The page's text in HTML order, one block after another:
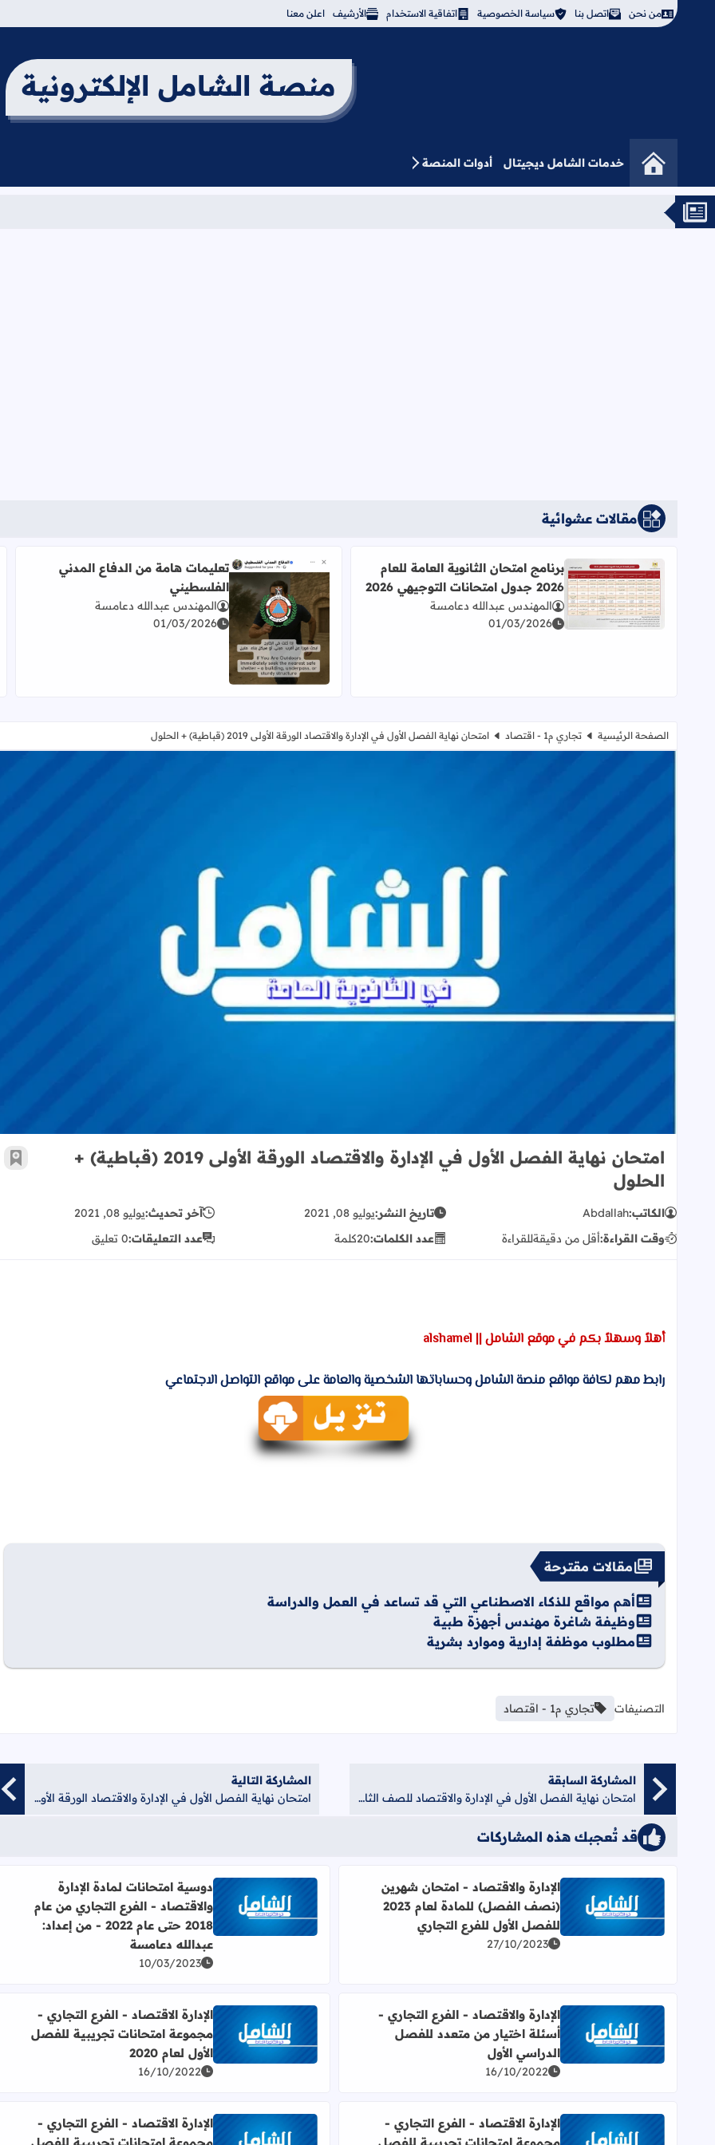
من نحن اتصل بنا سياسة الخصوصية اتفاقية الاستخدام الأرشيف اعلن معنا
منصة الشامل الإلكترونية
خدمات الشامل ديجيتال أدوات المنصة
مقالات عشوائية
اقرأ المزيد عن برنامج امتحان الثانوية العامة للعام 2026 جدول امتحانات التوجيهي 2026
برنامج امتحان الثانوية العامة للعام
2026 جدول امتحانات التوجيهي 2026
المهندس عبدالله دعامسة
01/03/2026
اقرأ المزيد عن تعليمات هامة من الدفاع المدني الفلسطيني
تعليمات هامة من الدفاع المدني
الفلسطيني
المهندس عبدالله دعامسة
01/03/2026
الصفحة الرئيسية تجاري م1 - اقتصاد امتحان نهاية الفصل الأول في الإدارة والاقتصاد الورقة الأولى 2019 (قباطية) + الحلول
امتحان نهاية الفصل الأول في الإدارة والاقتصاد الورقة الأولى 2019 (قباطية) + الحلول
امتحان نهاية الفصل الأول في الإدارة والاقتصاد الورقة الأولى 2019 (قباطية) +
الحلول
الكاتب:Abdallah تاريخ النشر:يوليو 08, 2021 آخر تحديث:يوليو 08, 2021
وقت القراءة:أقل من دقيقةللقراءة عدد الكلمات:20كلمة عدد التعليقات:0 تعليق
أهلاً وسهلاً بكم في موقع الشامل || alshamel
رابط مهم لكافة مواقع منصة الشامل وحساباتها الشخصية والعامة على مواقع التواصل الاجتماعي
مقالات مقترحة
أهم مواقع للذكاء الاصطناعي التي قد تساعد في العمل والدراسة
وظيفة شاغرة مهندس أجهزة طبية
مطلوب موظفة إدارية وموارد بشرية
التصنيفات تجاري م1 - اقتصاد
المشاركة السابقة
امتحان نهاية الفصل الأول في الإدارة والاقتصاد للصف الثاني عشر (توجيهي) + الحلول (غرب غزة) 2019 - 2020
المشاركة التالية
امتحان نهاية الفصل الأول في الإدارة والاقتصاد الورقة الأولى للصف الثاني عشر 2018 (قباطية) + الحلول
قد تُعجبك هذه المشاركات
اقرأ المزيد عن الإدارة والاقتصاد - امتحان شهرين (نصف الفصل) للمادة لعام 2023 للفصل الأول للفرع التجاري
الإدارة والاقتصاد - امتحان شهرين
(نصف الفصل) للمادة لعام 2023
للفصل الأول للفرع التجاري
27/10/2023
اقرأ المزيد عن دوسية امتحانات لمادة الإدارة والاقتصاد - الفرع التجاري من عام 2018 حتى
دوسية امتحانات لمادة الإدارة
والاقتصاد - الفرع التجاري من عام
2018 حتى عام 2022 - من إعداد:
عبدالله دعامسة
10/03/2023
اقرأ المزيد عن الإدارة والاقتصاد - الفرع التجاري - أسئلة اختيار من متعدد للفصل الدراسي الأول
الإدارة والاقتصاد - الفرع التجاري -
أسئلة اختيار من متعدد للفصل
الدراسي الأول
16/10/2022
اقرأ المزيد عن الإدارة الاقتصاد - الفرع التجاري - مجموعة
الإدارة الاقتصاد - الفرع التجاري -
مجموعة امتحانات تجريبية للفصل
الأول لعام 2020
16/10/2022
الإدارة الاقتصاد - الفرع التجاري -
الإدارة الاقتصاد - الفرع التجاري -